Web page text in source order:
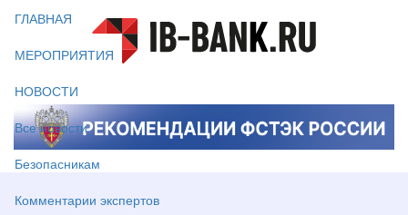
ГЛАВНАЯ
МЕРОПРИЯТИЯ
НОВОСТИ
Все новости
Безопасникам
Комментарии экспертов